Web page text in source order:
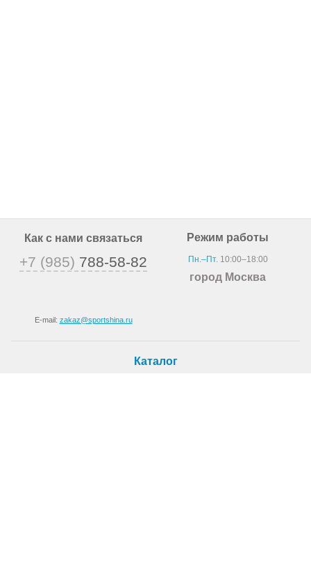
Как с нами связаться
+7 (985) 788-58-82
E-mail: zakaz@sportshina.ru
Режим работы
Пн.–Пт.10:00–18:00
город Москва
Каталог